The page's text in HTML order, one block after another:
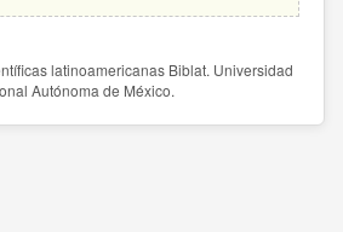
latinoamericanas Biblat. Universidad
Autónoma de México.